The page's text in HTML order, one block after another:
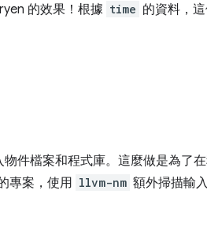
的效果！根據 time 的資料，
物件檔案和程式庫。這麼做是為了
專案，使用 llvm-nm 額外掃描輸